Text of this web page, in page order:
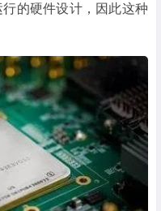
的硬件设计，因此这种